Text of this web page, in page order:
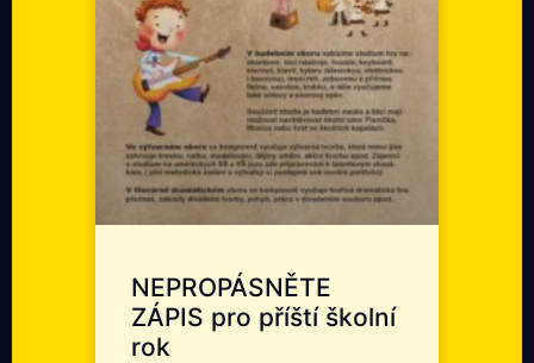
NEPROPÁSNĚTE
ZÁPIS pro příští školní
rok